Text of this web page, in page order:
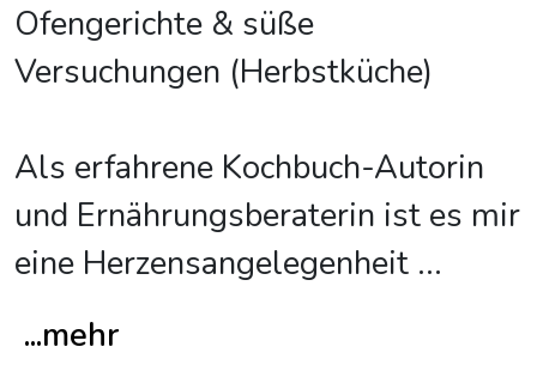
Ofengerichte & süße
Versuchungen (Herbstküche)
Als erfahrene Kochbuch-Autorin
und Ernährungsberaterin ist es mir
eine Herzensangelegenheit ...
...mehr